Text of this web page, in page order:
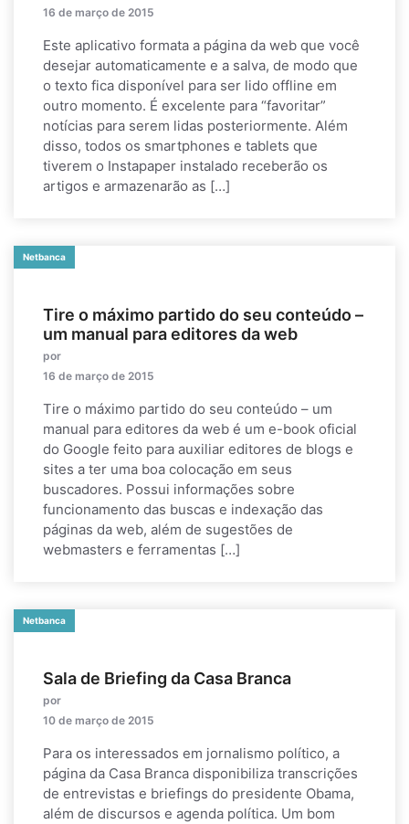
16 de março de 2015
Este aplicativo formata a página da web que você
desejar automaticamente e a salva, de modo que
o texto fica disponível para ser lido offline em
outro momento. É excelente para “favoritar”
notícias para serem lidas posteriormente. Além
disso, todos os smartphones e tablets que
tiverem o Instapaper instalado receberão os
artigos e armazenarão as […]
Netbanca
Tire o máximo partido do seu conteúdo –
um manual para editores da web
por
16 de março de 2015
Tire o máximo partido do seu conteúdo – um
manual para editores da web é um e-book oficial
do Google feito para auxiliar editores de blogs e
sites a ter uma boa colocação em seus
buscadores. Possui informações sobre
funcionamento das buscas e indexação das
páginas da web, além de sugestões de
webmasters e ferramentas […]
Netbanca
Sala de Briefing da Casa Branca
por
10 de março de 2015
Para os interessados em jornalismo político, a
página da Casa Branca disponibiliza transcrições
de entrevistas e briefings do presidente Obama,
além de discursos e agenda política. Um bom